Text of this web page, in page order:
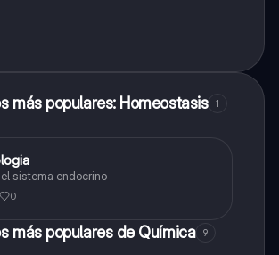
más populares: Homeostasis 1
sistema endocrino
0
más populares de Química 9